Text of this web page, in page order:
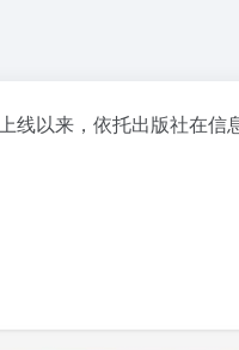
以来，依托出版社在